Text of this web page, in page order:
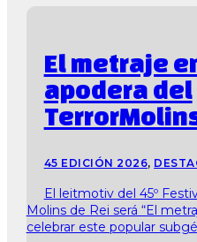
El metraje
apodera del
45 EDICIÓN 2026,
El leitmotiv del 45º
Molins de Rei será “El
celebrar este popular